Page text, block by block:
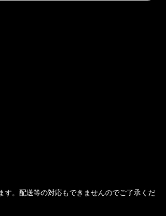
。配送等の対応もできませんのでご了承くだ